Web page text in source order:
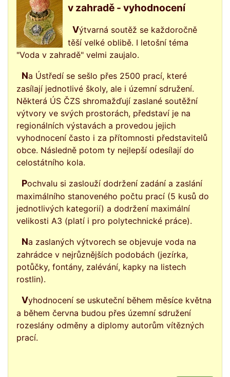
v zahradě - vyhodnocení
Výtvarná soutěž se každoročně
těší velké oblibě. I letošní téma
"Voda v zahradě" velmi zaujalo.
Na Ústředí se sešlo přes 2500 prací, které
zasílají jednotlivé školy, ale i územní sdružení.
Některá ÚS ČZS shromažďují zaslané soutěžní
výtvory ve svých prostorách, představí je na
regionálních výstavách a provedou jejich
vyhodnocení často i za přítomnosti představitelů
obce. Následně potom ty nejlepší odesílají do
celostátního kola.
Pochvalu si zaslouží dodržení zadání a zaslání
maximálního stanoveného počtu prací (5 kusů do
jednotlivých kategorií) a dodržení maximální
velikosti A3 (platí i pro polytechnické práce).
Na zaslaných výtvorech se objevuje voda na
zahrádce v nejrůznějších podobách (jezírka,
potůčky, fontány, zalévání, kapky na listech
rostlin).
Vyhodnocení se uskuteční během měsíce května
a během června budou přes územní sdružení
rozeslány odměny a diplomy autorům vítězných
prací.